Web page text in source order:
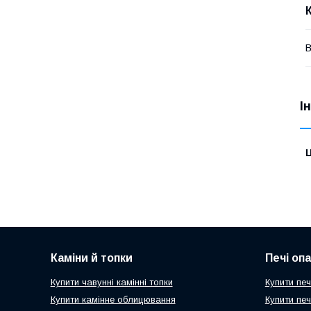
Каміни й топки
Купити чавунні камінні топки
Купити камінне облицювання
Печі
Купити
Купити